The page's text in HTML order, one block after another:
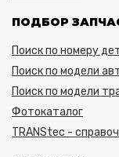
ПОДБОР
Поиск по номеру
Поиск по модели
Поиск по модели
Фотокаталог
TRANStec -